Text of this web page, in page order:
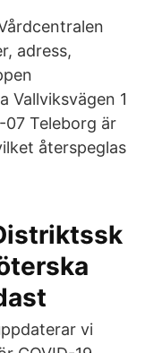
adress,
Vallviksvägen 1
Teleborg är
återspeglas
vi